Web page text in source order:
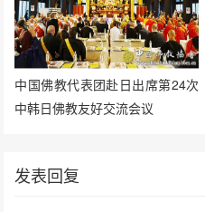
中国佛教代表团赴日出席第24次
中韩日佛教友好交流会议
发表回复